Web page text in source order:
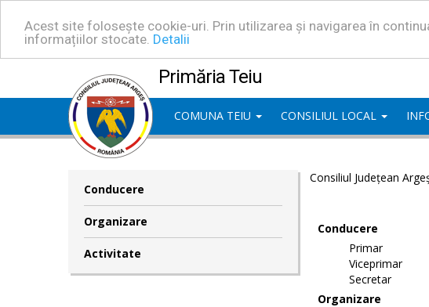
Acest site folosește cookie-uri. Prin utilizarea și navigarea în
informațiilor stocate. Detalii
Primăria Teiu
COMUNA TEIU CONSILIUL LOCAL
Conducere
Organizare
Activitate
Consiliul Județean
Conducere
Primar
Viceprimar
Secretar
Organizare